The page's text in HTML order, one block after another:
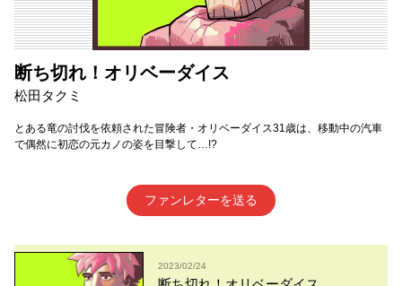
断ち切れ！オリベーダイス
松田タクミ
とある竜の討伐を依頼された冒険者・オリベーダイス31歳は、移動中の汽車
で偶然に初恋の元カノの姿を目撃して…!?
ファンレターを送る
2023/02/24